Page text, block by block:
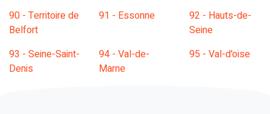
90 - Territoire de
Belfort
91 - Essonne
92 - Hauts-de-
Seine
93 - Seine-Saint-
Denis
94 - Val-de-
Marne
95 - Val-d'oise